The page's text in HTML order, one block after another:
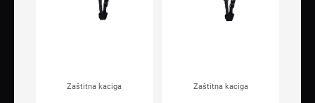
Zaštitna kaciga
Zaštitna kaciga